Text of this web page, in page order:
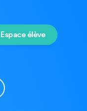
Espace élève